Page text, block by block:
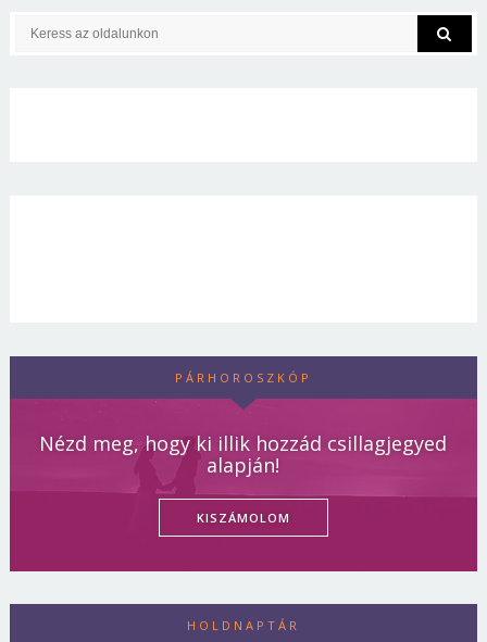
PÁRHOROSZKÓP
Nézd meg, hogy ki illik hozzád csillagjegyed
alapján!
KISZÁMOLOM
HOLDNAPTÁR